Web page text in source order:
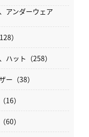
アンダーウェア
）
ハット（258）
ー（38）
16）
60）